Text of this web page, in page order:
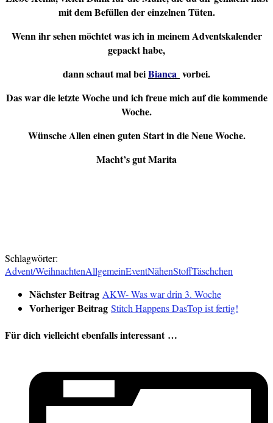
mit dem Befüllen der einzelnen Tüten.
Wenn ihr sehen möchtet was ich in meinem Adventskalender
gepackt habe,
dann schaut mal beiBianca vorbei.
Das war die letzte Woche und ich freue mich auf die kommende
Woche.
Wünsche Allen einen guten Start in die Neue Woche.
Macht’s gut Marita
Schlagwörter:
Advent/WeihnachtenAllgemeinEventNähenStoffTäschchen
Nächster Beitrag AKW- Was war drin 3. Woche
Vorheriger Beitrag Stitch Happens DasTop ist fertig!
Für dich vielleicht ebenfalls interessant …